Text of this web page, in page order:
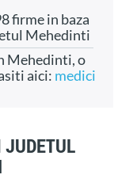
Mehedinti
Mehedinti, o
aici: medici